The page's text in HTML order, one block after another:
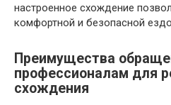
настроенное схождение
комфортной и безопасной
Преимущества
профессионалам для
схождения